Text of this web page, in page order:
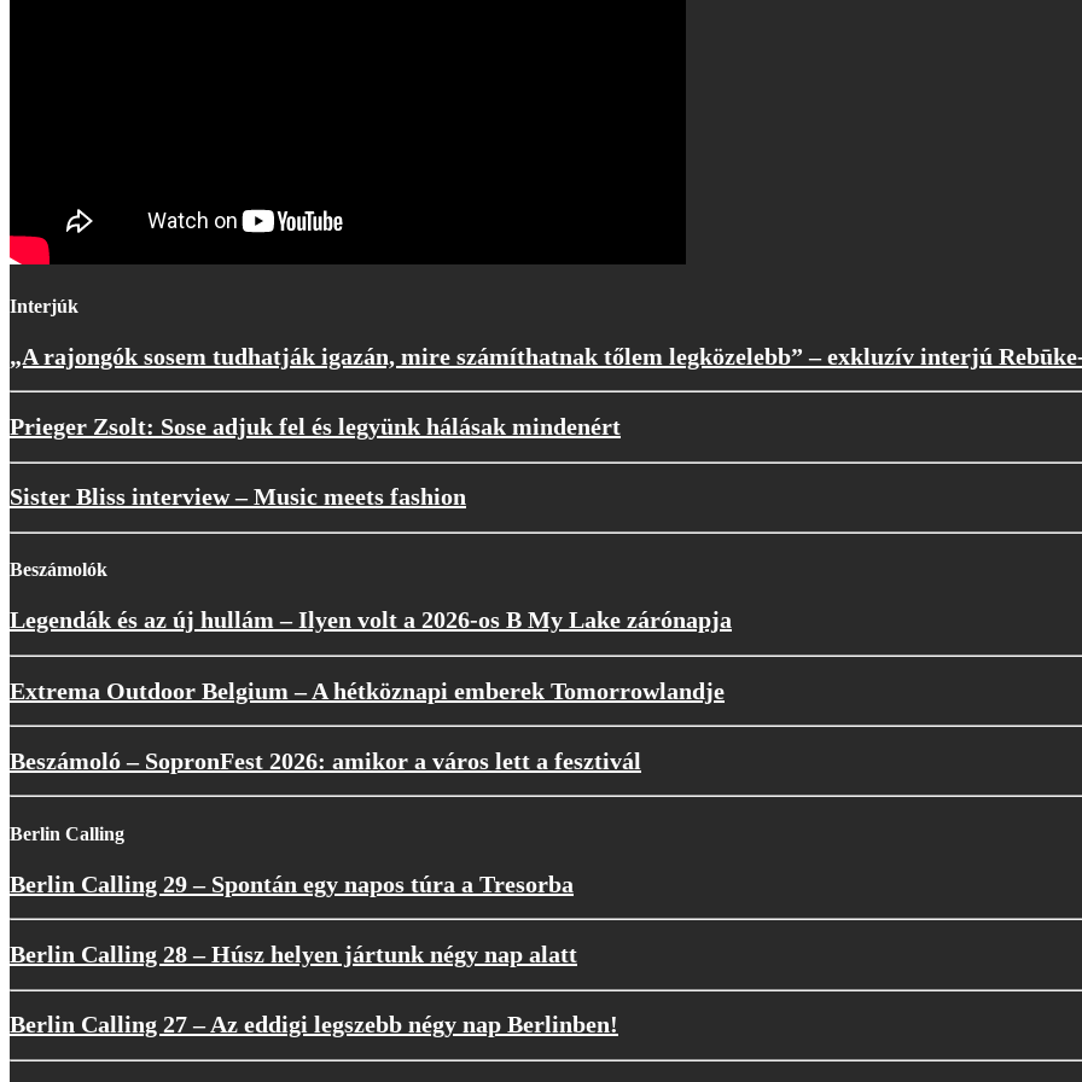
Interjúk
„A rajongók sosem tudhatják igazán, mire számíthatnak tőlem legközelebb” – exkluzív interjú
Prieger Zsolt: Sose adjuk fel és legyünk hálásak mindenért
Sister Bliss interview – Music meets fashion
Beszámolók
Legendák és az új hullám – Ilyen volt a 2026-os B My Lake zárónapja
Extrema Outdoor Belgium – A hétköznapi emberek Tomorrowlandje
Beszámoló – SopronFest 2026: amikor a város lett a fesztivál
Berlin Calling
Berlin Calling 29 – Spontán egy napos túra a Tresorba
Berlin Calling 28 – Húsz helyen jártunk négy nap alatt
Berlin Calling 27 – Az eddigi legszebb négy nap Berlinben!